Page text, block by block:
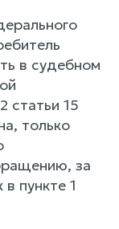
в судебном
статьи 15
только
за
пункте 1